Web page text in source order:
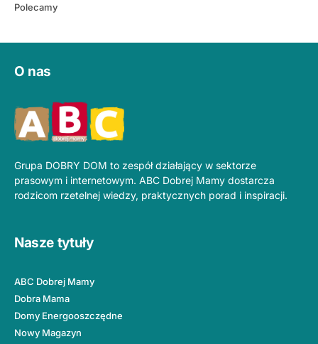
Polecamy
O nas
Grupa DOBRY DOM to zespół działający w sektorze
prasowym i internetowym. ABC Dobrej Mamy dostarcza
rodzicom rzetelnej wiedzy, praktycznych porad i inspiracji.
Nasze tytuły
ABC Dobrej Mamy
Dobra Mama
Domy Energooszczędne
Nowy Magazyn